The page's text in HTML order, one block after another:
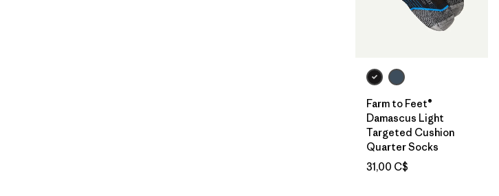
Farm to Feet®
Damascus Light
Targeted Cushion
Quarter Socks
31,00 C$